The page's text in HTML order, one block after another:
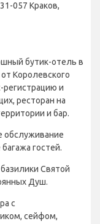
057 Краков,
бутик-отель в
Королевского
регистрацию и
ресторан на
и бар.
обслуживание
гостей.
Святой
Душ.
с
сейфом,